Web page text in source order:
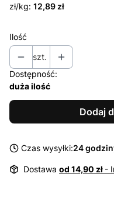
zł/kg: 12,89 zł
Ilość
szt.
Dostępność:
duża ilość
Dodaj
Czas wysyłki:24
Dostawa od 14,90 zł -